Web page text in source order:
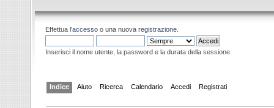
Effettua l'accesso o una nuova registrazione.
Inserisci il nome utente, la password e la durata della sessione.
Indice Aiuto Ricerca Calendario Accedi Registrati